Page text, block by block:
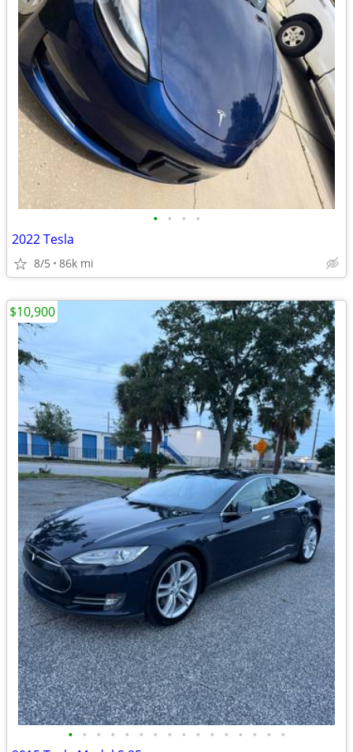
• • • •
2022 Tesla
8/5 86k mi
• • • • • • • • • • • • • • • •
$10,900